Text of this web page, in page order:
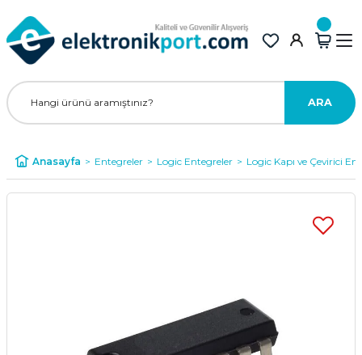
ARA
Anasayfa Entegreler Logic Entegreler Logic Kapı ve Çevirici